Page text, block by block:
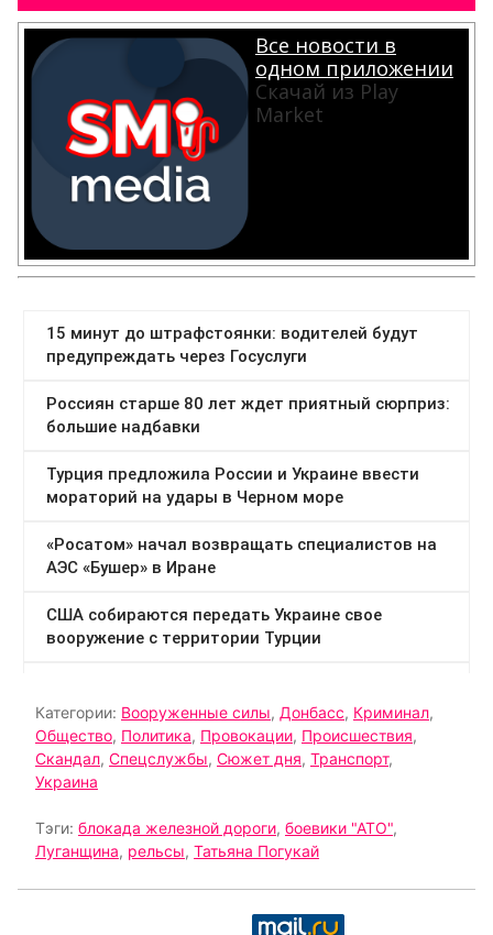
Все новости в
одном приложении
Скачай из Play
Market
Категории: Вооруженные силы, Донбасс, Криминал,
Общество, Политика, Провокации, Происшествия,
Скандал, Спецслужбы, Сюжет дня, Транспорт,
Украина
Тэги: блокада железной дороги, боевики "АТО",
Луганщина, рельсы, Татьяна Погукай